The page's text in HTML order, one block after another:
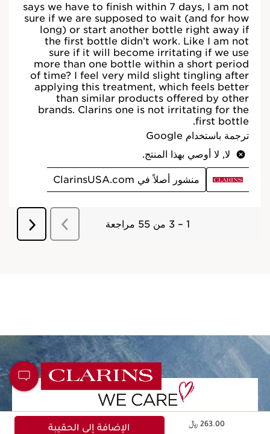
263.00 ﷼ الإضافة إلى الحقيبة